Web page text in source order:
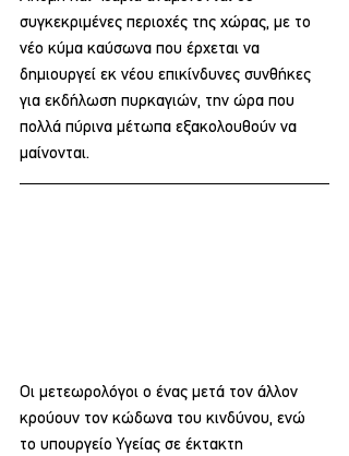
συγκεκριμένες περιοχές της χώρας, με το
νέο κύμα καύσωνα που έρχεται να
δημιουργεί εκ νέου επικίνδυνες συνθήκες
για εκδήλωση πυρκαγιών, την ώρα που
πολλά πύρινα μέτωπα εξακολουθούν να
μαίνονται.
Οι μετεωρολόγοι ο ένας μετά τον άλλον
κρούουν τον κώδωνα του κινδύνου, ενώ
το υπουργείο Υγείας σε έκτακτη